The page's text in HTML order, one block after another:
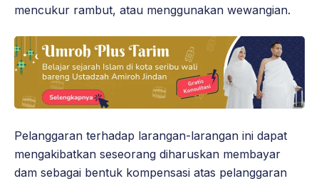
mencukur rambut, atau menggunakan wewangian.
Pelanggaran terhadap larangan-larangan ini dapat
mengakibatkan seseorang diharuskan membayar
dam sebagai bentuk kompensasi atas pelanggaran